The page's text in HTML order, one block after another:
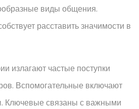
виды общения.
расставить значимости в
излагают частые поступки
Вспомогательные включают
Ключевые связаны с важными